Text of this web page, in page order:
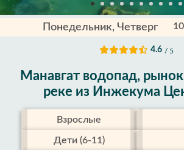
Понедельник, Четверг
4.6 / 5
Манавгат водопад,
реке из Инжекума
Взрослые
Дети (6-11)